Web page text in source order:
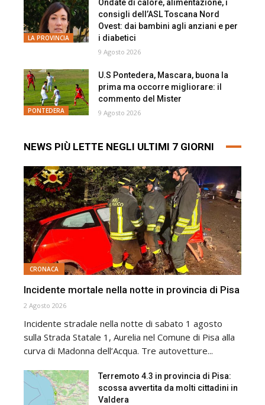
LA PROVINCIA
Ondate di calore, alimentazione, i
consigli dell’ASL Toscana Nord
Ovest: dai bambini agli anziani e per
i diabetici
9 Agosto 2026
PONTEDERA
U.S Pontedera, Mascara, buona la
prima ma occorre migliorare: il
commento del Mister
9 Agosto 2026
NEWS PIÙ LETTE NEGLI ULTIMI 7 GIORNI
CRONACA
Incidente mortale nella notte in provincia di Pisa
2 Agosto 2026
Incidente stradale nella notte di sabato 1 agosto
sulla Strada Statale 1, Aurelia nel Comune di Pisa alla
curva di Madonna dell’Acqua. Tre autovetture...
Terremoto 4.3 in provincia di Pisa:
scossa avvertita da molti cittadini in
Valdera